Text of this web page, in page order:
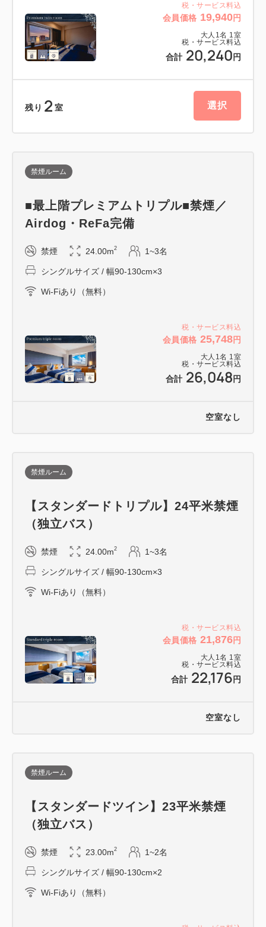
阪神電鉄・近鉄大阪なんば駅と、5つの駅から徒歩で
便利な立地！
【飛行機】関西空港行 南海電鉄の特急ラピート・空
港急行ほか、直行バス乗り場もすぐ
看板と並んで写真を撮るのは、大阪旅の定番！
関西が誇る笑いの聖地。「吉本新喜劇」は必見です！
●551HORAI本店（約7分）
●りくろーおじさんの店 なんば本店（約7分）
焼きたてチーズケーキを食べられるのはここだけ
■朝食のご案内
大阪グルメを味わう「えぇもんビュッフェ」
［料金（税込）］大人 2,200円、幼児（0歳～5歳）
・お子様（未就学）の添い寝は1ベッドにつき1名様
まで無料
【大阪府宿泊税】
1名1泊につき下記金額を、チェックインの際に別途
・宿泊料金が5,000円以上15,000円 未満：200円
・宿泊料金が15,000円以上20,000円 未満：400円
・宿泊料金が20,000円以上 ：500円
※消費税別金額が対象となります。
税・サービス料込
会員価格 19,940円
大人 1 名 1 室
税・サービス料込
合計 20,240 円
残り 2 室 選択
税・サービス料込
会員価格 25,748円
大人 1 名 1 室
税・サービス料込
合計 26,048 円
禁煙ルーム
■最上階プレミアムトリプル■禁煙／
Airdog・ReFa完備
禁煙 24.00m2 1~3名
シングルサイズ / 幅90-130cm×3
Wi-Fiあり（無料）
空室なし
税・サービス料込
会員価格 21,876円
大人 1 名 1 室
税・サービス料込
合計 22,176 円
禁煙ルーム
【スタンダードトリプル】24平米禁煙
（独立バス）
禁煙 24.00m2 1~3名
シングルサイズ / 幅90-130cm×3
Wi-Fiあり（無料）
空室なし
禁煙ルーム
【スタンダードツイン】23平米禁煙
（独立バス）
禁煙 23.00m2 1~2名
シングルサイズ / 幅90-130cm×2
Wi-Fiあり（無料）